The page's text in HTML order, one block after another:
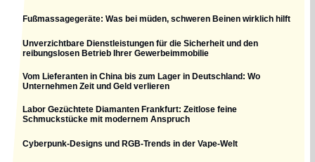
Fußmassagegeräte: Was bei müden, schweren Beinen wirklich hilft
Unverzichtbare Dienstleistungen für die Sicherheit und den
reibungslosen Betrieb Ihrer Gewerbeimmobilie
Vom Lieferanten in China bis zum Lager in Deutschland: Wo
Unternehmen Zeit und Geld verlieren
Labor Gezüchtete Diamanten Frankfurt: Zeitlose feine
Schmuckstücke mit modernem Anspruch
Cyberpunk-Designs und RGB-Trends in der Vape-Welt